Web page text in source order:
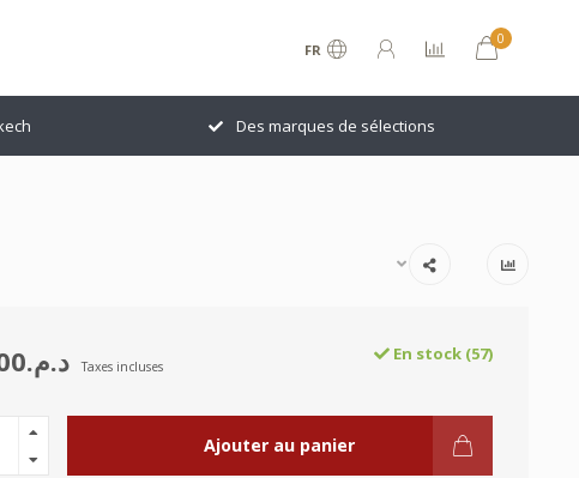
FR
0
Des marques de sélections
د.م.49.00 Taxes incluses
En stock (57)
Ajouter au panier